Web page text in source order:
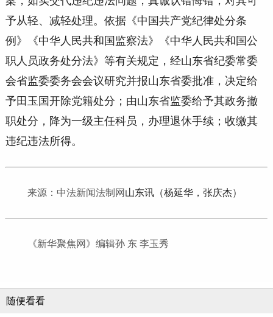
予从轻、减轻处理。依据《中国共产党纪律处分条
例》《中华人民共和国监察法》《中华人民共和国公
职人员政务处分法》等有关规定，经山东省纪委常委
会省监委委务会会议研究并报山东省委批准，决定给
予田玉国开除党籍处分；由山东省监委给予其政务撤
职处分，降为一级主任科员，办理退休手续；收缴其
违纪违法所得。
来源：中法新闻法制网 山东讯（杨延华，张庆杰）
《新华聚焦网》编辑孙 东 李玉秀
随便看看